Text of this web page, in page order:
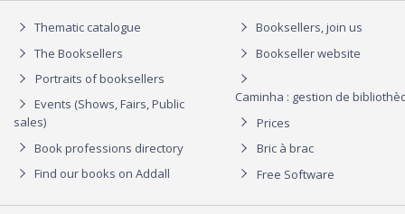
Thematic catalogue
The Booksellers
Portraits of booksellers
Events (Shows, Fairs, Public
sales)
Book professions directory
Find our books on Addall
Booksellers, join us
Bookseller website
Caminha : gestion de
Prices
Bric à brac
Free Software